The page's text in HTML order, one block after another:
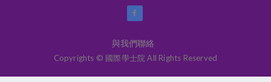
與我們聯絡
Copyrights © 國際學士院 All Rights Reserved